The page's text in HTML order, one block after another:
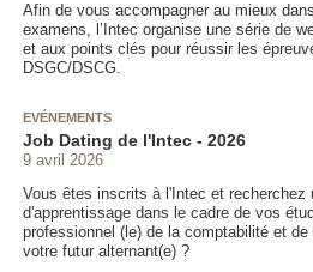
Afin de vous accompagner au mieux
examens, l’Intec organise une série de
et aux points clés pour réussir les
DSGC/DSCG.
EVÉNEMENTS
Job Dating de l'Intec - 2026
9 avril 2026
Vous êtes inscrits à l'Intec et recherchez
d'apprentissage dans le cadre de vos
professionnel (le) de la comptabilité et
votre futur alternant(e) ?